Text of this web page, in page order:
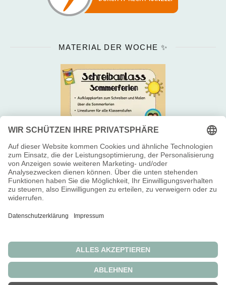
MATERIAL DER WOCHE ✨
Newsletter 📬 Über uns 😊 Impressum 👥 Widerrufsbelehrung